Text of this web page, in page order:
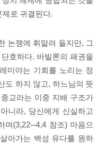
로 귀결된다.
논쟁에 휘말려 들지만, 그
호하다. 바빌론의 패권을
미야는 기회를 노리는 정
도 하지 않고, 하느님의 뜻
교라는 이중 지배 구조가
니라, 당신에게 신실하고
며(3,22─4,4 참조) 마음으
아가는 백성 유다를 원하